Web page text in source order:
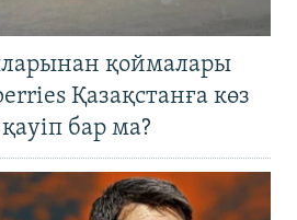
қоймалары
Қазақстанға көз
бар ма?